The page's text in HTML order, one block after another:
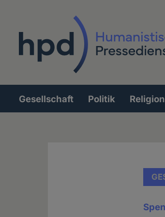
Hauptnavigation
Gesellschaft Politik